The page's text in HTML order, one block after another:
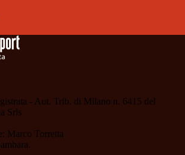
- Aut. Trib. di Milano n. 6415 del
Srls
Marco Torretta